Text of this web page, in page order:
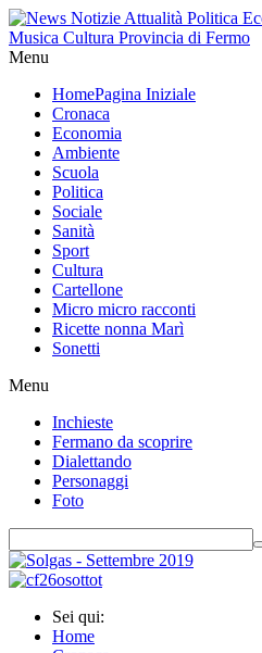
Menu
HomePagina Iniziale
Cronaca
Economia
Ambiente
Scuola
Politica
Sociale
Sanità
Sport
Cultura
Cartellone
Micro micro racconti
Ricette nonna Marì
Sonetti
Menu
Inchieste
Fermano da scoprire
Dialettando
Personaggi
Foto
Sei qui:
Home